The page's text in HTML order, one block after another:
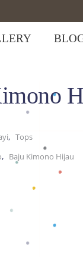
, Tops
, Baju Kimono Hijau